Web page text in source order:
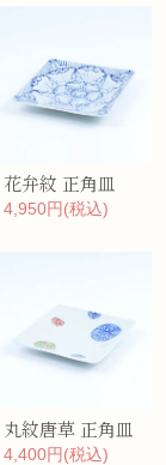
花弁紋 正角皿
4,950円(税込)
丸紋唐草 正角皿
4,400円(税込)